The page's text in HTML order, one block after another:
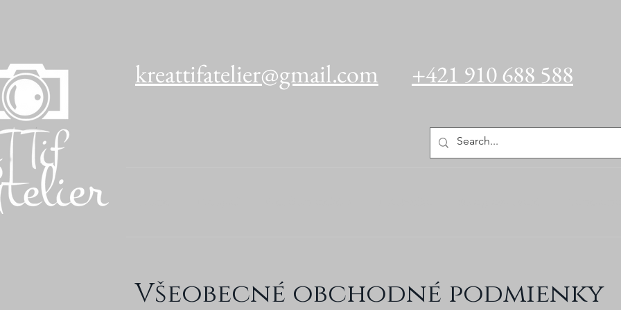
kreattifatelier@gmail.com +421 910 688 588
Všeobecné obchodné podmienky